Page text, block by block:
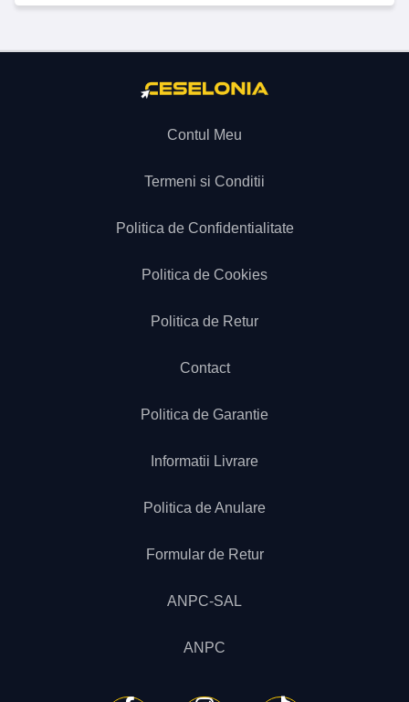
Contul Meu
Termeni si Conditii
Politica de Confidentialitate
Politica de Cookies
Politica de Retur
Contact
Politica de Garantie
Informatii Livrare
Politica de Anulare
Formular de Retur
ANPC-SAL
ANPC